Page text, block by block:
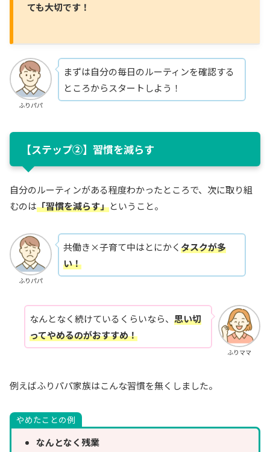
ても大切です！
ふりパパ
まずは自分の毎日のルーティンを確認する
ところからスタートしよう！
【ステップ②】習慣を減らす
自分のルーティンがある程度わかったところで、次に取り組
むのは「習慣を減らす」ということ。
ふりパパ
共働き×子育て中はとにかくタスクが多
い！
ふりママ
なんとなく続けているくらいなら、 思い切
ってやめるのがおすすめ！
例えばふりパパ家族はこんな習慣を無くしました。
やめたことの例
なんとなく残業